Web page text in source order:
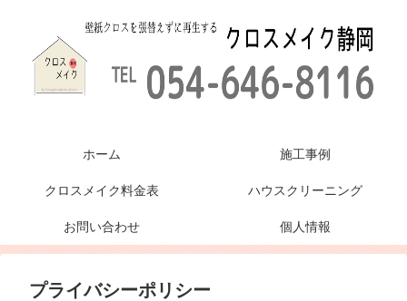
ホーム 施工事例
クロスメイク料金表 ハウスクリーニング
お問い合わせ 個人情報
プライバシーポリシー